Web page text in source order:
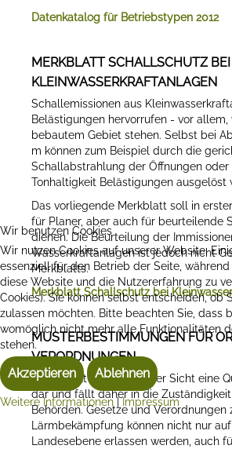
Datenkatalog für Betriebstypen 2012
MERKBLATT SCHALLSCHUTZ BEI
KLEINWASSERKRAFTANLAGEN
Schallemissionen aus
Belästigungen hervorrufen - vor
bebautem Gebiet stehen. Selbst bei
m können zum Beispiel durch die
Schallabstrahlung der Öffnungen oder
Tonhaltigkeit Belästigungen ausgelöst
Das vorliegende Merkblatt soll in
für Planer, aber auch für beurteilende
dienen. Die Beurteilung der
Wasserkraftanlagen ist jedoch nicht
Merkblatts.
Merkblatt Schallschutz bei
MUSTERBESTIMMUNGEN FÜR
VERORDNUNGEN
Lärm stellt aus rechtlicher Sicht eine
dar und fällt daher in die
Behörden. Gesetze und Verordnungen
Lärmbekämpfung können nicht nur
Landesebene erlassen werden, auch
Wir benutzen Cookies
Wir nutzen Cookies auf unserer Website.
essenziell für den Betrieb der Seite, während
diese Website und die Nutzererfahrung zu
Cookies). Sie können selbst entscheiden, ob
zulassen möchten. Bitte beachten Sie, dass
womöglich nicht mehr alle Funktionalitäten
stehen.
Akzeptieren Ablehnen
Weitere Informationen|Impressum